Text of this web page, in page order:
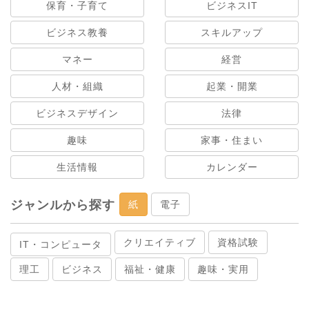
保育・子育て ビジネスIT
ビジネス教養 スキルアップ
マネー 経営
人材・組織 起業・開業
ビジネスデザイン 法律
趣味 家事・住まい
生活情報 カレンダー
ジャンルから探す 紙 電子
IT・コンピュータ クリエイティブ 資格試験
理工 ビジネス 福祉・健康 趣味・実用